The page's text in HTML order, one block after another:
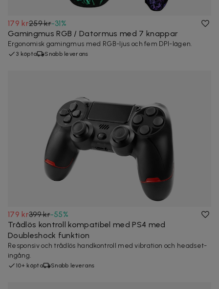
179 kr259 kr-31%
Gamingmus RGB / Datormus med 7 knappar
Ergonomisk gamingmus med RGB-ljus och fem DPI-lägen.
3 köpta Snabb leverans
179 kr399 kr-55%
Trådlös kontroll kompatibel med PS4 med
Doubleshock funktion
Responsiv och trådlös handkontroll med vibration och headset-
ingång.
10+ köpta Snabb leverans